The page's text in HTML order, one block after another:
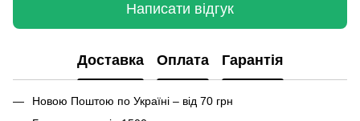
Написати відгук
Доставка Оплата Гарантія
Новою Поштою по Україні – від 70 грн